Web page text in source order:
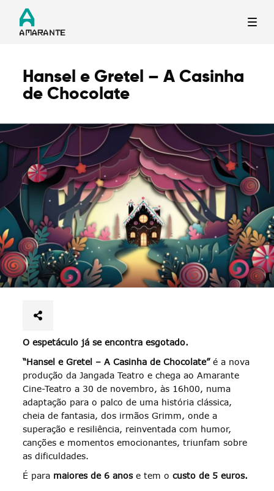
Termo de Pesquisa
Categorias gerais
Filtros
Hansel e Gretel – A Casinha
de Chocolate
O espetáculo já se encontra esgotado.
“Hansel e Gretel – A Casinha de Chocolate”é a nova
produção da Jangada Teatro e chega ao Amarante
Cine-Teatro a 30 de novembro, às 16h00, numa
adaptação para o palco de uma história clássica,
cheia de fantasia, dos irmãos Grimm, onde a
superação e resiliência, reinventada com humor,
canções e momentos emocionantes, triunfam sobre
as dificuldades.
É para maiores de 6 anose tem ocusto de 5 euros.